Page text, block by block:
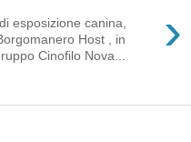
›
esposizione canina,
Host , in
Cinofilo Nova...